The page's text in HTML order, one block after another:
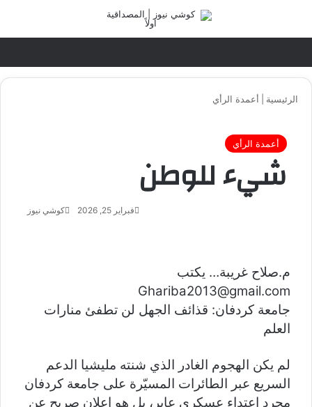
تسجيل الدخول
الرئيسية أعمدة الرأي
أعمدة الرأي
شيء للوطن
كوشي نيوز فبراير 25, 2026
م.صلاح غريبة… يكتب
Ghariba2013@gmail.com
جامعة كردفان: قذائف الجهل لن تطفئ منارات
العلم
لم يكن الهجوم الغادر الذي شنته مليشيا الدعم
السريع عبر الطائرات المسيّرة على جامعة كردفان
مجرد اعتداء عسكري عابر، بل هو إعلان صريح عن